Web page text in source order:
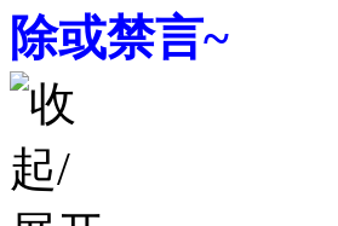
除或禁言~